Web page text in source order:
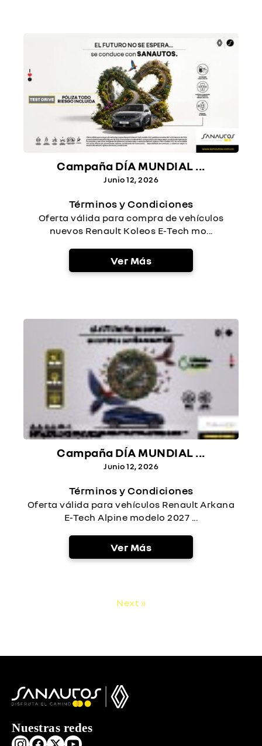
Campaña DÍA MUNDIAL ...
Junio 12, 2026
Términos y Condiciones
Oferta válida para compra de vehículos
nuevos Renault Koleos E-Tech mo...
Ver Más
Campaña DÍA MUNDIAL ...
Junio 12, 2026
Términos y Condiciones
Oferta válida para vehículos Renault Arkana
E-Tech Alpine modelo 2027 ...
Ver Más
Next »
Nuestras redes